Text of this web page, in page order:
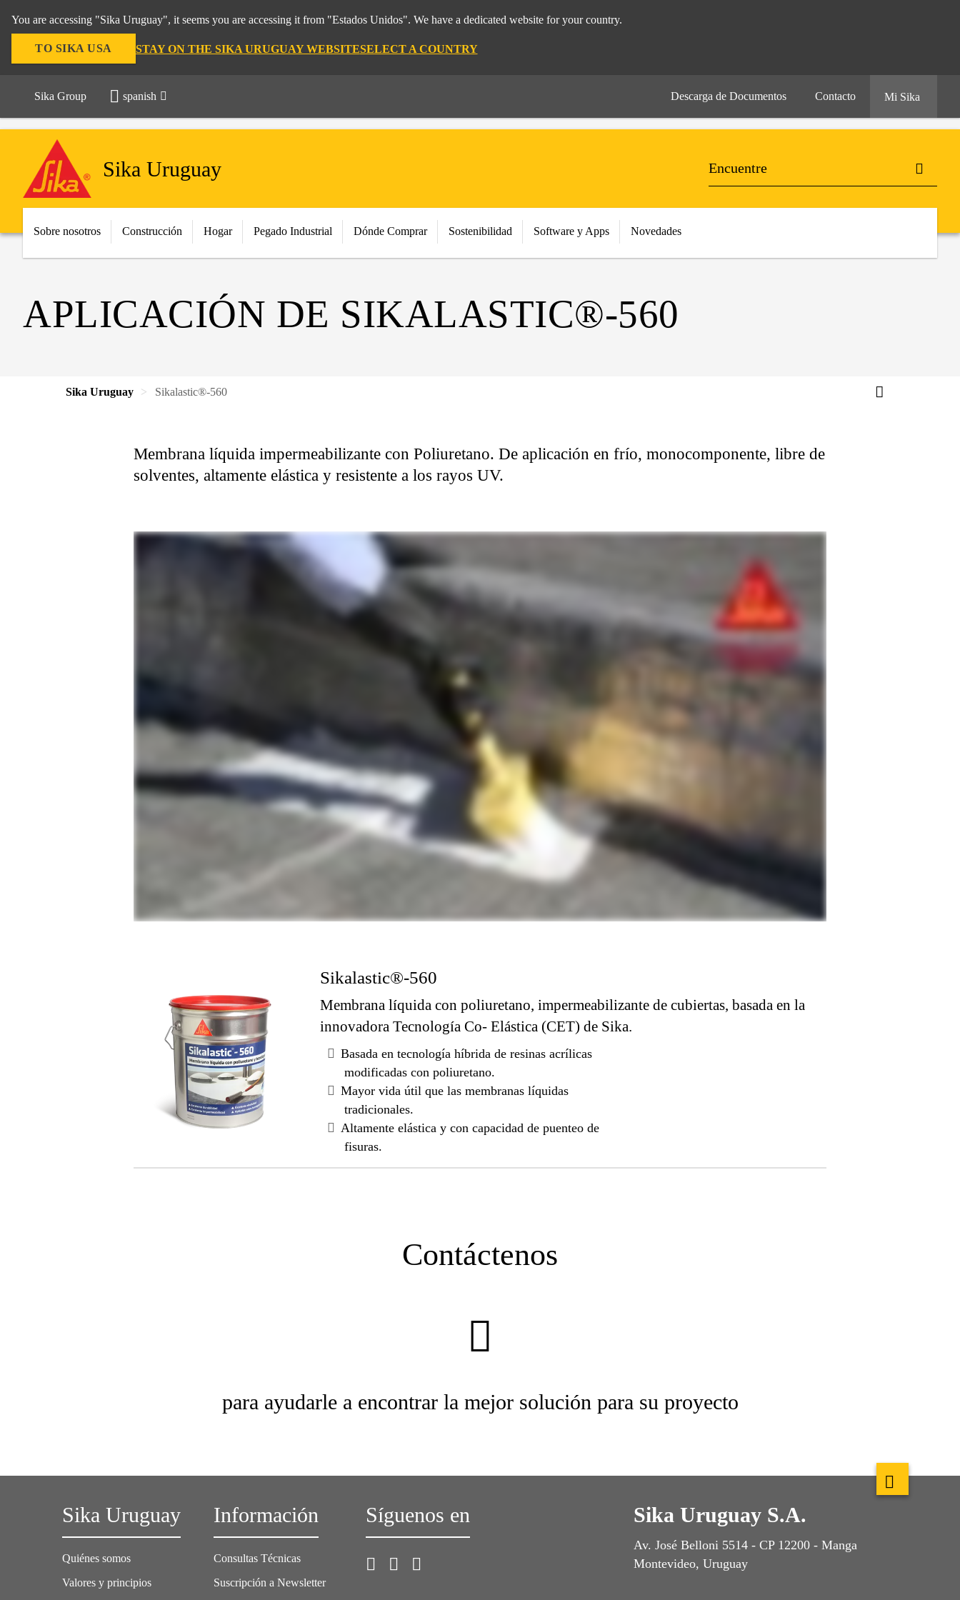
You are accessing "Sika Uruguay", it seems you are accessing it from "Estados Unidos". We have a dedicated website for your country.
TO SIKA USA STAY ON THE SIKA URUGUAY WEBSITESELECT A COUNTRY
Sika Group spanish Descarga de Documentos Contacto Mi Sika
Sika Uruguay
Sobre nosotros Construcción Hogar Pegado Industrial Dónde Comprar Sostenibilidad Software y Apps Novedades
APLICACIÓN DE SIKALASTIC®-560
Sika Uruguay Sikalastic®-560
Membrana líquida impermeabilizante con Poliuretano. De aplicación en frío, monocomponente, libre de
solventes, altamente elástica y resistente a los rayos UV.
Sikalastic®-560
Membrana líquida con poliuretano, impermeabilizante de cubiertas, basada en la
innovadora Tecnología Co- Elástica (CET) de Sika.
Basada en tecnología híbrida de resinas acrílicas
modificadas con poliuretano.
Mayor vida útil que las membranas líquidas
tradicionales.
Altamente elástica y con capacidad de puenteo de
fisuras.
Contáctenos
para ayudarle a encontrar la mejor solución para su proyecto
Sika Uruguay
Quiénes somos
Valores y principios
Información
Consultas Técnicas
Suscripción a Newsletter
Síguenos en Sika Uruguay S.A.
Av. José Belloni 5514 - CP 12200 - Manga
Montevideo, Uruguay